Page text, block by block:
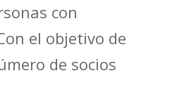
con
el objetivo de
de socios